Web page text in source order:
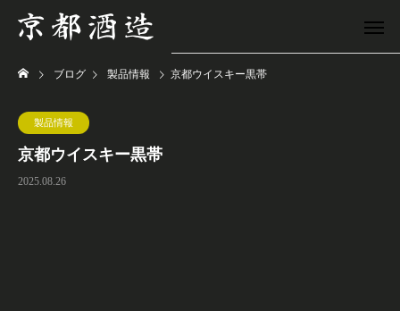
ブログ 製品情報 京都ウイスキー黒帯
製品情報
京都ウイスキー黒帯
2025.08.26